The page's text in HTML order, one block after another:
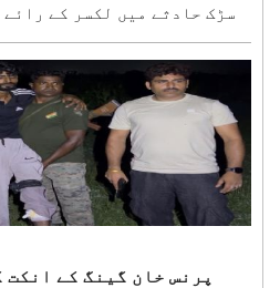
سڑک حادثے میں لکسر کے
ایک ہی خاندان کے چھ افراد
پورے گاؤں میں ماتم چھا
پہلے تک بچوں کی ہنسی
پرنس خان گینگ کے